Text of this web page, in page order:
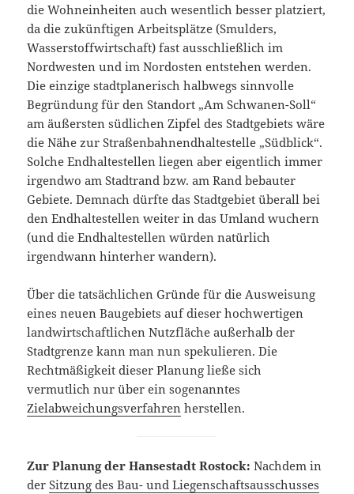
die Wohneinheiten auch wesentlich besser platziert,
da die zukünftigen Arbeitsplätze (Smulders,
Wasserstoffwirtschaft) fast ausschließlich im
Nordwesten und im Nordosten entstehen werden.
Die einzige stadtplanerisch halbwegs sinnvolle
Begründung für den Standort „Am Schwanen-Soll“
am äußersten südlichen Zipfel des Stadtgebiets wäre
die Nähe zur Straßenbahnendhaltestelle „Südblick“.
Solche Endhaltestellen liegen aber eigentlich immer
irgendwo am Stadtrand bzw. am Rand bebauter
Gebiete. Demnach dürfte das Stadtgebiet überall bei
den Endhaltestellen weiter in das Umland wuchern
(und die Endhaltestellen würden natürlich
irgendwann hinterher wandern).
Über die tatsächlichen Gründe für die Ausweisung
eines neuen Baugebiets auf dieser hochwertigen
landwirtschaftlichen Nutzfläche außerhalb der
Stadtgrenze kann man nun spekulieren. Die
Rechtmäßigkeit dieser Planung ließe sich
vermutlich nur über ein sogenanntes
Zielabweichungsverfahren herstellen.
Zur Planung der Hansestadt Rostock: Nachdem in
derSitzung des Bau- und Liegenschaftsausschusses